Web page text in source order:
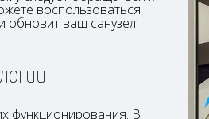
воспользоваться
обновит ваш санузел.
функционирования. В